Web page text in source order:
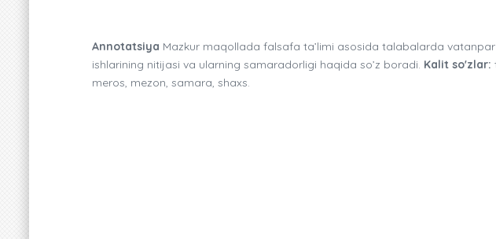
Annotatsiya Mazkur maqollada falsafa ta’limi asosida talabalarda
ishlarining nitijasi va ularning samaradorligi haqida so’z boradi. Kalit so'zlar:
meros, mezon, samara, shaxs.